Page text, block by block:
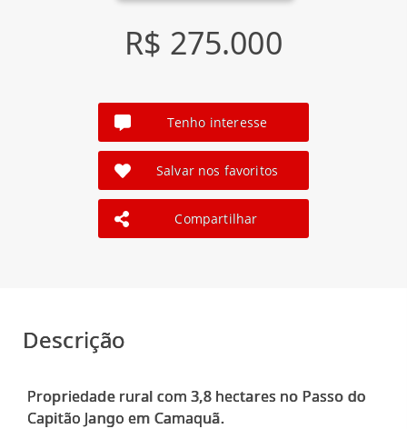
R$ 275.000
Tenho interesse
Salvar nos favoritos
Compartilhar
Descrição
Propriedade rural com 3,8 hectares no Passo do
Capitão Jango em Camaquã.